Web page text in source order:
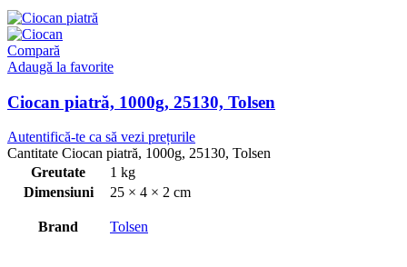
Compară
Adaugă la favorite
Ciocan piatră, 1000g, 25130, Tolsen
Autentifică-te ca să vezi prețurile
Cantitate Ciocan piatră, 1000g, 25130, Tolsen
Greutate
1 kg
Dimensiuni
25 × 4 × 2 cm
Brand Tolsen